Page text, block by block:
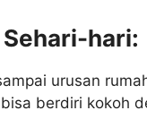
hari:
urusan
berdiri kokoh